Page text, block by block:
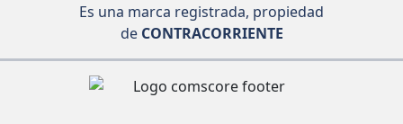
Es una marca registrada, propiedad
deCONTRACORRIENTE